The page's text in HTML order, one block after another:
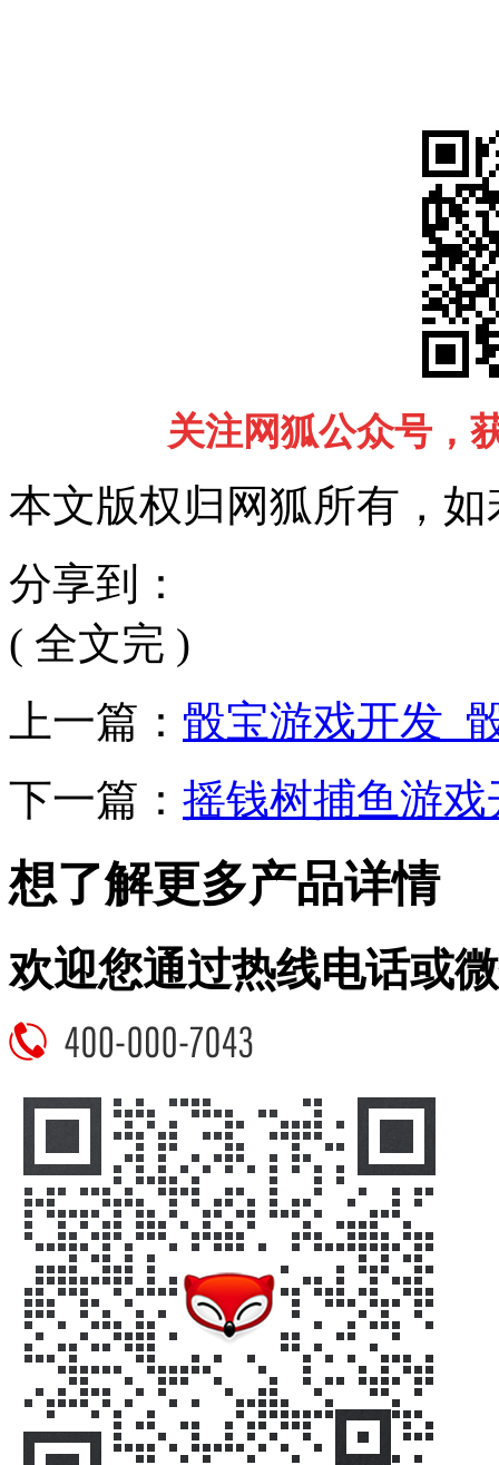
关注网狐公众号，
本文版权归网狐所有，
分享到：
( 全文完 )
上一篇： 骰宝游戏开发_
下一篇： 摇钱树捕鱼游
想了解更多产品详情
欢迎您通过热线电话或